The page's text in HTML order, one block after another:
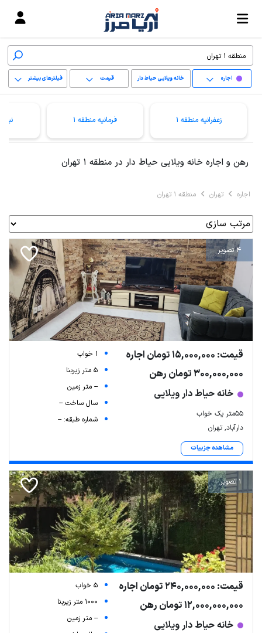
اجاره خانه ویلایی حیاط دار قیمت فیلترهای بیشتر
پاک کردن محدوده
زعفرانیه منطقه 1 فرمانیه منطقه 1
رهن و اجاره خانه ویلایی حیاط دار در منطقه 1 تهران
اجاره تهران منطقه 1 تهران
4 تصویر
قیمت: 15,000,000 تومان اجاره
300,000,000 تومان رهن
خانه حیاط دار ویلایی
55متر یک خواب
دارآباد, تهران
مشاهده جزییات
1 خواب
5 متر زیربنا
-- متر زمین
سال ساخت --
شماره طبقه: --
1 تصویر
قیمت: 240,000,000 تومان اجاره
12,000,000,000 تومان رهن
خانه حیاط دار ویلایی
5 خواب
1000 متر زیربنا
-- متر زمین